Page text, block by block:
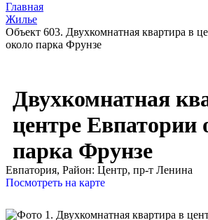
Главная
Жилье
Объект 603. Двухкомнатная квартира в
около парка Фрунзе
Двухкомнатная
центре Евпатории
парка Фрунзе
Евпатория, Район: Центр, пр-т Ленина
Посмотреть на карте